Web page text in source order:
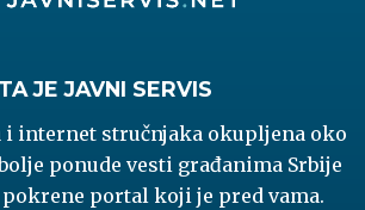
JE JAVNI SERVIS
i internet stručnjaka okupljena oko
ponude vesti građanima Srbije
portal koji je pred vama.